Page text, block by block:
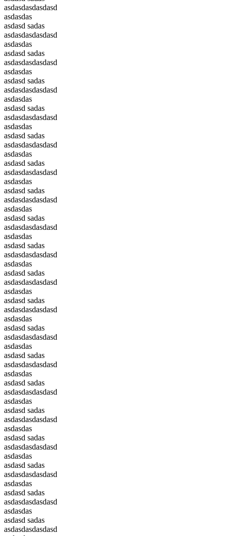
asdasdasdasdasd
asdasdas
asdasd sadas
asdasdasdasdasd
asdasdas
asdasd sadas
asdasdasdasdasd
asdasdas
asdasd sadas
asdasdasdasdasd
asdasdas
asdasd sadas
asdasdasdasdasd
asdasdas
asdasd sadas
asdasdasdasdasd
asdasdas
asdasd sadas
asdasdasdasdasd
asdasdas
asdasd sadas
asdasdasdasdasd
asdasdas
asdasd sadas
asdasdasdasdasd
asdasdas
asdasd sadas
asdasdasdasdasd
asdasdas
asdasd sadas
asdasdasdasdasd
asdasdas
asdasd sadas
asdasdasdasdasd
asdasdas
asdasd sadas
asdasdasdasdasd
asdasdas
asdasd sadas
asdasdasdasdasd
asdasdas
asdasd sadas
asdasdasdasdasd
asdasdas
asdasd sadas
asdasdasdasdasd
asdasdas
asdasd sadas
asdasdasdasdasd
asdasdas
asdasd sadas
asdasdasdasdasd
asdasdas
asdasd sadas
asdasdasdasdasd
asdasdas
asdasd sadas
asdasdasdasdasd